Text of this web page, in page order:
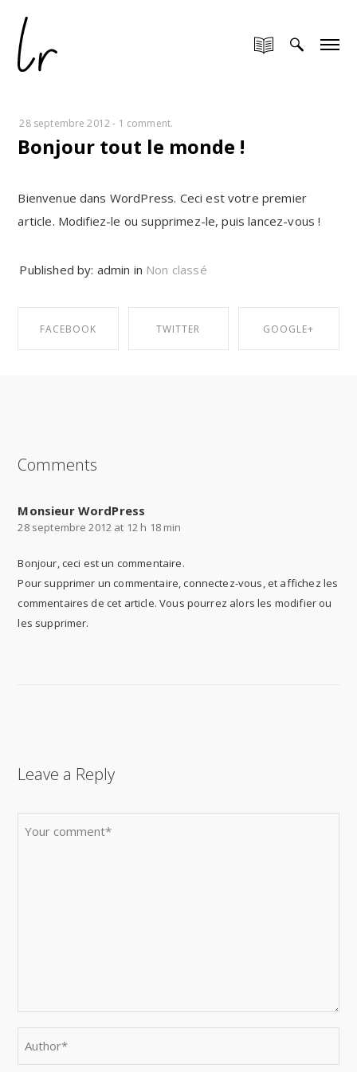
28 septembre 2012 - 1 comment.
Bonjour tout le monde !
Bienvenue dans WordPress. Ceci est votre premier
article. Modifiez-le ou supprimez-le, puis lancez-vous !
Published by: admin in Non classé
FACEBOOK TWITTER GOOGLE+
Comments
Monsieur WordPress
28 septembre 2012 at 12 h 18 min
Bonjour, ceci est un commentaire.
Pour supprimer un commentaire, connectez-vous, et affichez les
commentaires de cet article. Vous pourrez alors les modifier ou
les supprimer.
Leave a Reply